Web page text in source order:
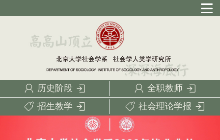
历史阶段
全职教师
招生教学
社会理论学报